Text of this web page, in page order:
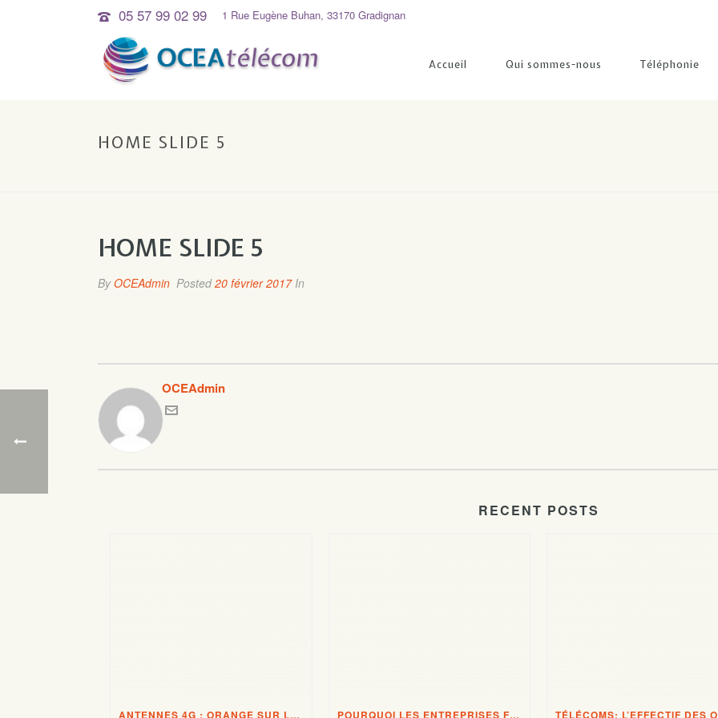
05 57 99 02 99 1 Rue Eugène Buhan, 33170 Gradignan
Accueil Qui sommes-nous Téléphonie
HOME SLIDE 5
HOME SLIDE 5
ByOCEAdmin Posted20 février 2017In
OCEAdmin
RECENT POSTS